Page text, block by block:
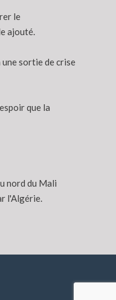
le
ajouté.
sortie de crise
que la
nord du Mali
l'Algérie.